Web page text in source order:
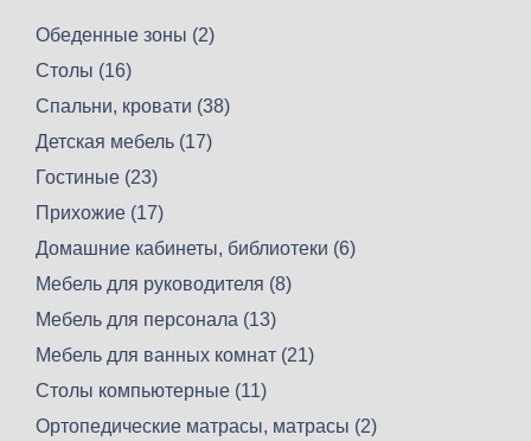
Обеденные зоны (2)
Столы (16)
Спальни, кровати (38)
Детская мебель (17)
Гостиные (23)
Прихожие (17)
Домашние кабинеты, библиотеки (6)
Мебель для руководителя (8)
Мебель для персонала (13)
Мебель для ванных комнат (21)
Столы компьютерные (11)
Ортопедические матрасы, матрасы (2)